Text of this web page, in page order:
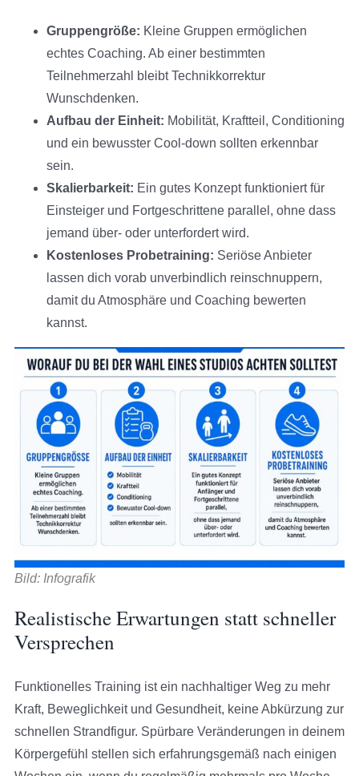
Gruppengröße: Kleine Gruppen ermöglichen
echtes Coaching. Ab einer bestimmten
Teilnehmerzahl bleibt Technikkorrektur
Wunschdenken.
Aufbau der Einheit: Mobilität, Kraftteil, Conditioning
und ein bewusster Cool-down sollten erkennbar
sein.
Skalierbarkeit: Ein gutes Konzept funktioniert für
Einsteiger und Fortgeschrittene parallel, ohne dass
jemand über- oder unterfordert wird.
Kostenloses Probetraining: Seriöse Anbieter
lassen dich vorab unverbindlich reinschnuppern,
damit du Atmosphäre und Coaching bewerten
kannst.
Bild: Infografik
Realistische Erwartungen statt schneller
Versprechen
Funktionelles Training ist ein nachhaltiger Weg zu mehr
Kraft, Beweglichkeit und Gesundheit, keine Abkürzung zur
schnellen Strandfigur. Spürbare Veränderungen in deinem
Körpergefühl stellen sich erfahrungsgemäß nach einigen